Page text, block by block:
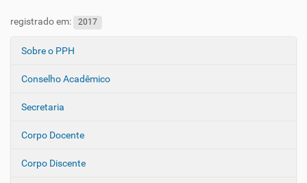
N
e
a
ç
Sobre o PPH
Conselho Acadêmico
Secretaria
Corpo Docente
Corpo Discente
registrado em: 2017